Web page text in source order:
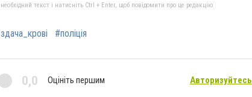
текст і натисніть Ctrl + Enter, щоб повідомити про це редакцію
#поліція
0,0 Оцініть першим Авторизуйтесь